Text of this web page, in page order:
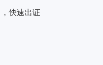
快速出证